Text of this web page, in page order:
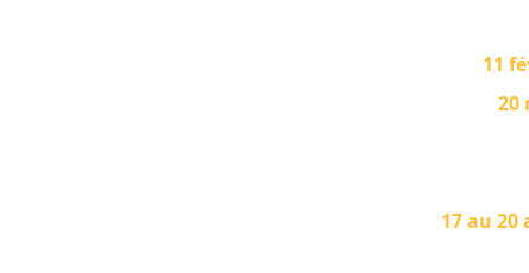
11
20
17 au 20